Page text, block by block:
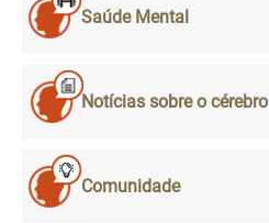
Saúde Mental
Notícias sobre o cérebro
Comunidade